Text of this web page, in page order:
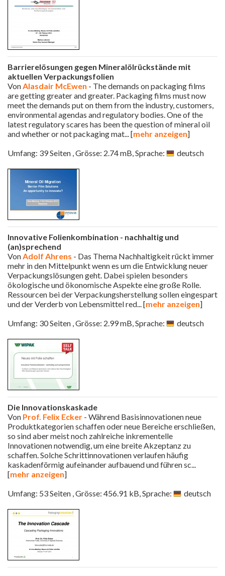
Barrierelösungen gegen Mineralölrückstände mit
aktuellen Verpackungsfolien
VonAlasdair McEwen - The demands on packaging films
are getting greater and greater. Packaging films must now
meet the demands put on them from the industry, customers,
environmental agendas and regulatory bodies. One of the
latest regulatory scares has been the question of mineral oil
and whether or not packaging mat... [mehr anzeigen]
Umfang: 39 Seiten , Grösse: 2.74 mB, Sprache:
deutsch
Innovative Folienkombination - nachhaltig und
(an)sprechend
VonAdolf Ahrens - Das Thema Nachhaltigkeit rückt immer
mehr in den Mittelpunkt wenn es um die Entwicklung neuer
Verpackungslösungen geht. Dabei spielen besonders
ökologische und ökonomische Aspekte eine große Rolle.
Ressourcen bei der Verpackungsherstellung sollen eingespart
und der Verderb von Lebensmittel red... [mehr anzeigen]
Umfang: 30 Seiten , Grösse: 2.99 mB, Sprache:
deutsch
Die Innovationskaskade
Von Prof. Felix Ecker - Während Basisinnovationen neue
Produktkategorien schaffen oder neue Bereiche erschließen,
so sind aber meist noch zahlreiche inkrementelle
Innovationen notwendig, um eine breite Akzeptanz zu
schaffen. Solche Schrittinnovationen verlaufen häufig
kaskadenförmig aufeinander aufbauend und führen sc...
[mehr anzeigen]
Umfang: 53 Seiten , Grösse: 456.91 kB, Sprache:
deutsch